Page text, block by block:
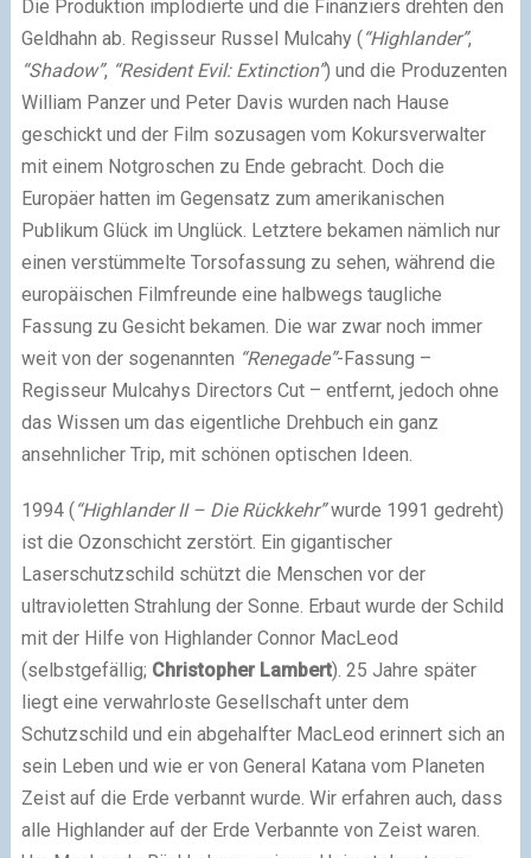
Die Produktion implodierte und die Finanziers drehten den
Geldhahn ab. Regisseur Russel Mulcahy (“Highlander”,
“Shadow”, “Resident Evil: Extinction”) und die Produzenten
William Panzer und Peter Davis wurden nach Hause
geschickt und der Film sozusagen vom Kokursverwalter
mit einem Notgroschen zu Ende gebracht. Doch die
Europäer hatten im Gegensatz zum amerikanischen
Publikum Glück im Unglück. Letztere bekamen nämlich nur
einen verstümmelte Torsofassung zu sehen, während die
europäischen Filmfreunde eine halbwegs taugliche
Fassung zu Gesicht bekamen. Die war zwar noch immer
weit von der sogenannten “Renegade”-Fassung –
Regisseur Mulcahys Directors Cut – entfernt, jedoch ohne
das Wissen um das eigentliche Drehbuch ein ganz
ansehnlicher Trip, mit schönen optischen Ideen.
1994 (“Highlander II – Die Rückkehr”wurde 1991 gedreht)
ist die Ozonschicht zerstört. Ein gigantischer
Laserschutzschild schützt die Menschen vor der
ultravioletten Strahlung der Sonne. Erbaut wurde der Schild
mit der Hilfe von Highlander Connor MacLeod
(selbstgefällig; Christopher Lambert). 25 Jahre später
liegt eine verwahrloste Gesellschaft unter dem
Schutzschild und ein abgehalfter MacLeod erinnert sich an
sein Leben und wie er von General Katana vom Planeten
Zeist auf die Erde verbannt wurde. Wir erfahren auch, dass
alle Highlander auf der Erde Verbannte von Zeist waren.